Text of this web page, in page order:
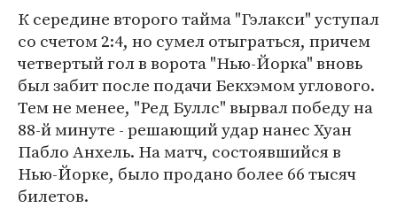
К середине второго тайма "Гэлакси" уступал
со счетом 2:4, но сумел отыграться, причем
четвертый гол в ворота "Нью-Йорка" вновь
был забит после подачи Бекхэмом углового.
Тем не менее, "Ред Буллс" вырвал победу на
88-й минуте - решающий удар нанес Хуан
Пабло Анхель. На матч, состоявшийся в
Нью-Йорке, было продано более 66 тысяч
билетов.